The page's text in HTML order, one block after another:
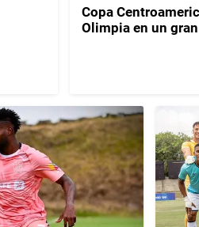
Copa
Olimpia en un